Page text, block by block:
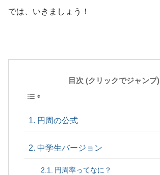
では、いきましょう！
目次 (クリックでジャンプ)
円周の公式
中学生バージョン
円周率ってなに？